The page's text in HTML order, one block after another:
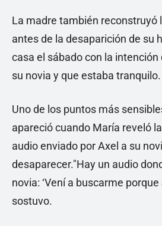
La madre también reconstruyó
antes de la desaparición de su
casa el sábado con la
su novia y que estaba tranquilo.
Uno de los puntos más
apareció cuando María reveló
audio enviado por Axel a su
desaparecer."Hay un audio
novia: ‘Vení a buscarme porque
sostuvo.